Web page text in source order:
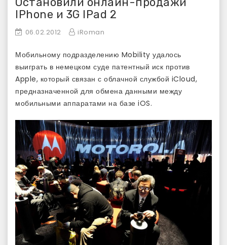
IPhone и 3G IPad 2
06.02.2012 iRoman
Мобильному подразделению Mobility удалось
выиграть в немецком суде патентный иск против
Apple, который связан с облачной службой iCloud,
предназначенной для обмена данными между
мобильными аппаратами на базе iOS.